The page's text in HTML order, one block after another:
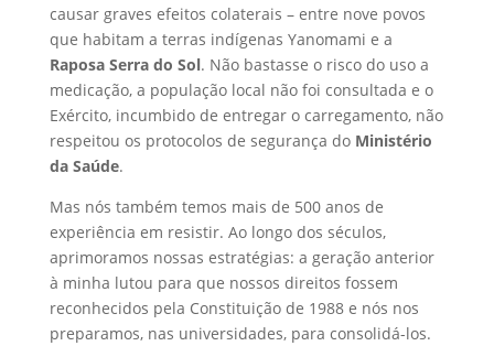
causar graves efeitos colaterais – entre nove povos
que habitam a terras indígenas Yanomami e a
Raposa Serra do Sol. Não bastasse o risco do uso a
medicação, a população local não foi consultada e o
Exército, incumbido de entregar o carregamento, não
respeitou os protocolos de segurança do Ministério
da Saúde.
Mas nós também temos mais de 500 anos de
experiência em resistir. Ao longo dos séculos,
aprimoramos nossas estratégias: a geração anterior
à minha lutou para que nossos direitos fossem
reconhecidos pela Constituição de 1988 e nós nos
preparamos, nas universidades, para consolidá-los.